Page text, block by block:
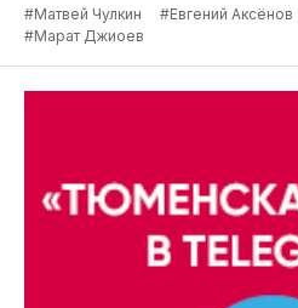
#Матвей Чулкин
#Евгений Аксёнов
#Марат Джиоев